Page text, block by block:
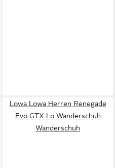
Lowa Lowa Herren Renegade
Evo GTX Lo Wanderschuh
Wanderschuh